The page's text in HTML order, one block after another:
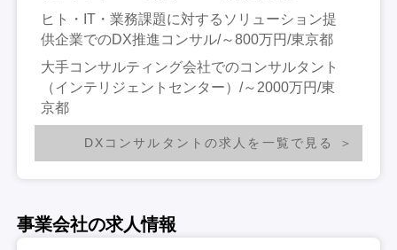
ヒト・IT・業務課題に対するソリューション提
供企業でのDX推進コンサル/～800万円/東京都
大手コンサルティング会社でのコンサルタント
（インテリジェントセンター）/～2000万円/東
京都
DXコンサルタントの求人を一覧で見る
事業会社の求人情報